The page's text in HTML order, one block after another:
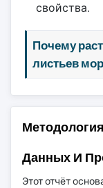
свойства.
Почему
листьев
Данных И
Этот отчёт